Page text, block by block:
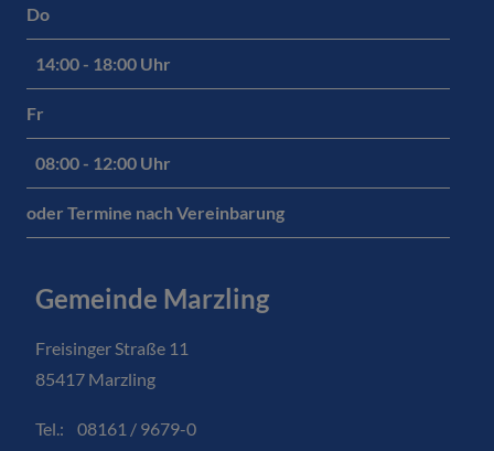
Do
14:00 - 18:00 Uhr
Fr
08:00 - 12:00 Uhr
oder Termine nach Vereinbarung
Gemeinde Marzling
Freisinger Straße 11
85417 Marzling
Tel.: 08161 / 9679-0